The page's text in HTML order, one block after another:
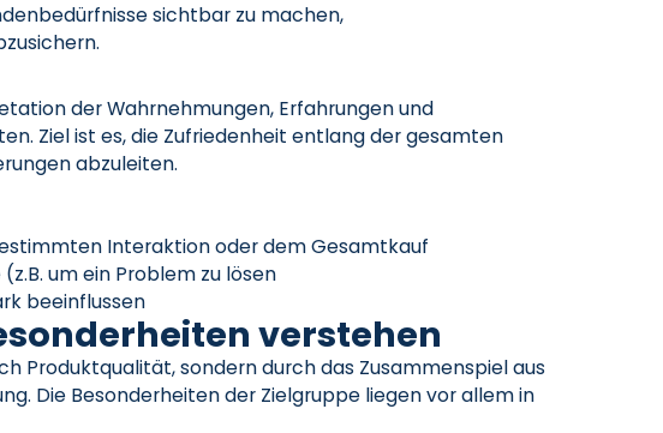
sichtbar zu machen,
der Wahrnehmungen, Erfahrungen und
Ziel ist es, die Zufriedenheit entlang der gesamten
abzuleiten.
Interaktion oder dem Gesamtkauf
um ein Problem zu lösen
beeinflussen
verstehen
Produktqualität, sondern durch das Zusammenspiel aus
Die Besonderheiten der Zielgruppe liegen vor allem in